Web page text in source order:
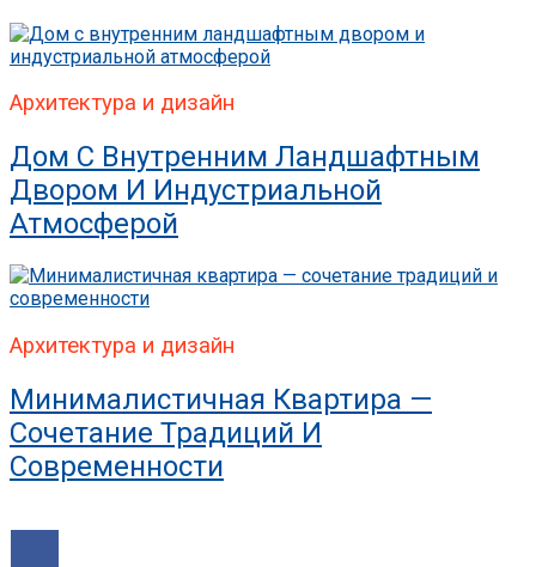
Архитектура и дизайн
Дом С Внутренним Ландшафтным
Двором И Индустриальной
Атмосферой
Архитектура и дизайн
Минималистичная Квартира —
Сочетание Традиций И
Современности